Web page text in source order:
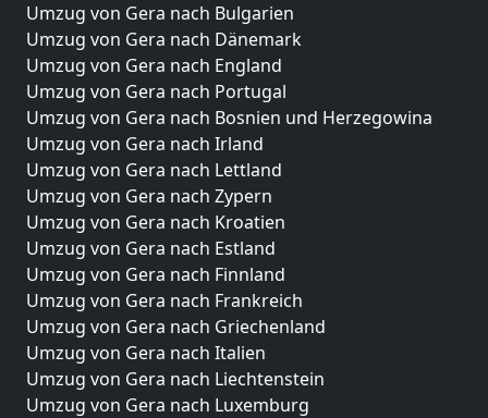
Umzug von Gera nach Bulgarien
Umzug von Gera nach Dänemark
Umzug von Gera nach England
Umzug von Gera nach Portugal
Umzug von Gera nach Bosnien und Herzegowina
Umzug von Gera nach Irland
Umzug von Gera nach Lettland
Umzug von Gera nach Zypern
Umzug von Gera nach Kroatien
Umzug von Gera nach Estland
Umzug von Gera nach Finnland
Umzug von Gera nach Frankreich
Umzug von Gera nach Griechenland
Umzug von Gera nach Italien
Umzug von Gera nach Liechtenstein
Umzug von Gera nach Luxemburg